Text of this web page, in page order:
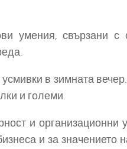
свързани с
в зимната
и големи.
и
и за значението